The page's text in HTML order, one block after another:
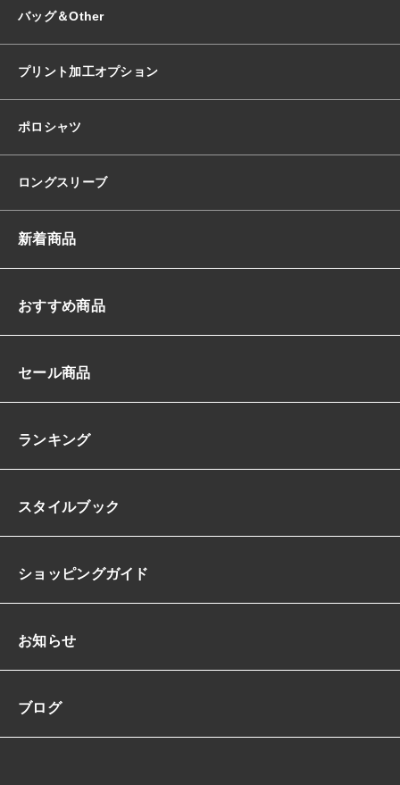
バッグ＆Other
プリント加工オプション
ポロシャツ
ロングスリーブ
新着商品
おすすめ商品
セール商品
ランキング
スタイルブック
ショッピングガイド
お知らせ
ブログ